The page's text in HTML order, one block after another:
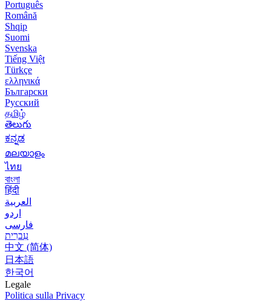
Português
Română
Shqip
Suomi
Svenska
Tiếng Việt
Türkçe
ελληνικά
Български
Русский
தமிழ்
తెలుగు
ಕನ್ನಡ
മലയാളം
ไทย
বাংলা
हिंदी
العربية
اردو
فارسی
עִברִית
中文 (简体)
日本語
한국어
Legale
Politica sulla Privacy